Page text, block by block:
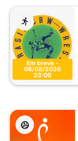
Em breve -
08/08/2026
23:00